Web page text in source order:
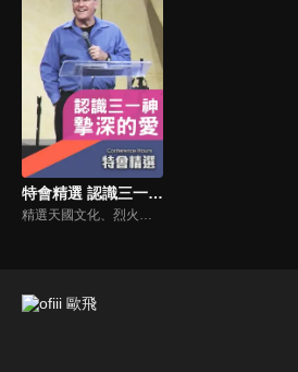
特會精選 認識三一神摯深的愛
精選天國文化、烈火特會、超自然大能與使徒性教會等特會，幫助我們更加明白神的心意，好讓我們的生命能走在神的道路上進入命定。